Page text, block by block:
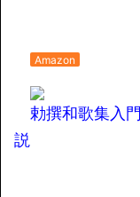
Amazon
勅撰和歌集入
説